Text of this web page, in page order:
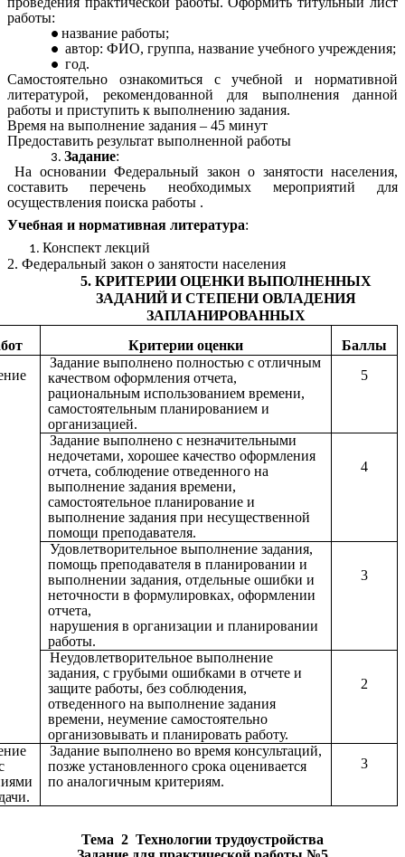
работы:
название работы;
автор: ФИО, группа, название учебного учреждения;
год.
Самостоятельно ознакомиться с учебной и нормативной
литературой, рекомендованной для выполнения данной
работы и приступить к выполнению задания.
Время на выполнение задания – 45 минут
Предоставить результат выполненной работы
Задание:
На основании Федеральный закон о занятости населения,
составить перечень необходимых мероприятий для
осуществления поиска работы .
Учебная и нормативная литература:
Конспект лекций
2. Федеральный закон о занятости населения
5. КРИТЕРИИ ОЦЕНКИ ВЫПОЛНЕННЫХ
ЗАДАНИЙ И СТЕПЕНИ ОВЛАДЕНИЯ
ЗАПЛАНИРОВАННЫХ
Критерии оценки
Баллы
Задание выполнено полностью с отличным
качеством оформления отчета,
рациональным использованием времени,
самостоятельным планированием и
организацией.
5
Задание выполнено с незначительными
недочетами, хорошее качество оформления
отчета, соблюдение отведенного на
выполнение задания времени,
самостоятельное планирование и
выполнение задания при несущественной
помощи преподавателя.
4
Удовлетворительное выполнение задания,
помощь преподавателя в планировании и
выполнении задания, отдельные ошибки и
неточности в формулировках, оформлении
отчета,
нарушения в организации и планировании
работы.
3
Неудовлетворительное выполнение
задания, с грубыми ошибками в отчете и
защите работы, без соблюдения,
отведенного на выполнение задания
времени, неумение самостоятельно
организовывать и планировать работу.
2
Задание выполнено во время консультаций,
позже установленного срока оценивается
по аналогичным критериям.
3
Тема 2 Технологии трудоустройства